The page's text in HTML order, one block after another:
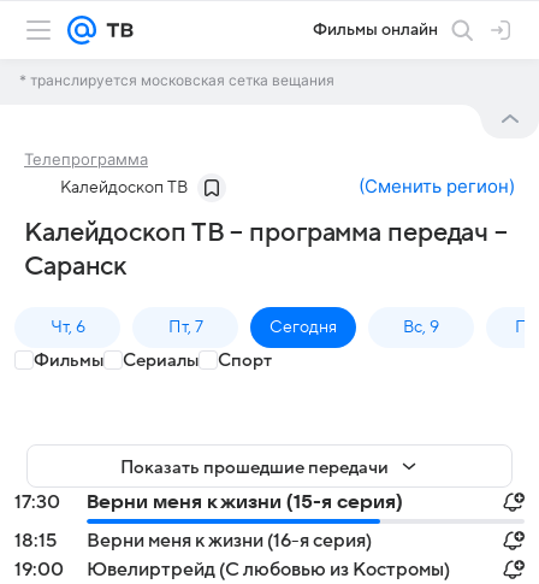
Фильмы онлайн
* транслируется московская сетка вещания
Телепрограмма
Калейдоскоп ТВ (Сменить регион)
Калейдоскоп ТВ – программа передач –
Саранск
Чт, 6 Пт, 7 Сегодня Вс, 9
Фильмы Сериалы Спорт
Показать прошедшие передачи
17:30
Верни меня к жизни (15-я серия)
18:15
Верни меня к жизни (16-я серия)
19:00
Ювелиртрейд (С любовью из Костромы)